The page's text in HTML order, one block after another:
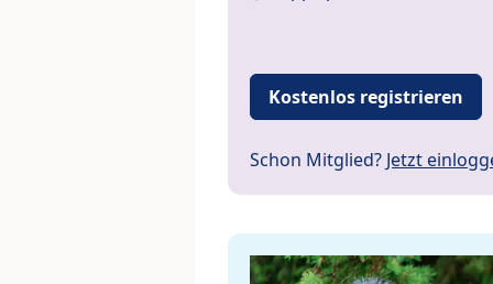
Kostenlos registrieren
Schon Mitglied? Jetzt